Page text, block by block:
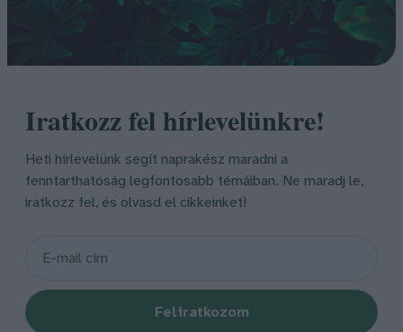
Iratkozz fel hírlevelünkre!
Heti hírlevelünk segít naprakész maradni a
fenntarthatóság legfontosabb témáiban. Ne maradj le,
iratkozz fel, és olvasd el cikkeinket!
Feliratkozom